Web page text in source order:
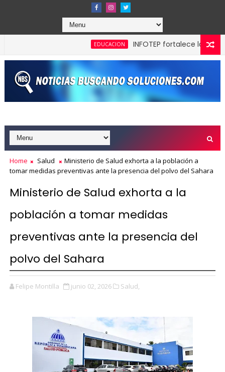
EDUCACION
INFOTEP fortalece la cultura
máxima calificación crediticia AAA.do de Moody's Local RD
Home Salud
Ministerio de Salud exhorta a la población a
tomar medidas preventivas ante la presencia del polvo del Sahara
Ministerio de Salud exhorta a la
población a tomar medidas
preventivas ante la presencia del
polvo del Sahara
Felipe Montilla junio 02, 2026 Salud,